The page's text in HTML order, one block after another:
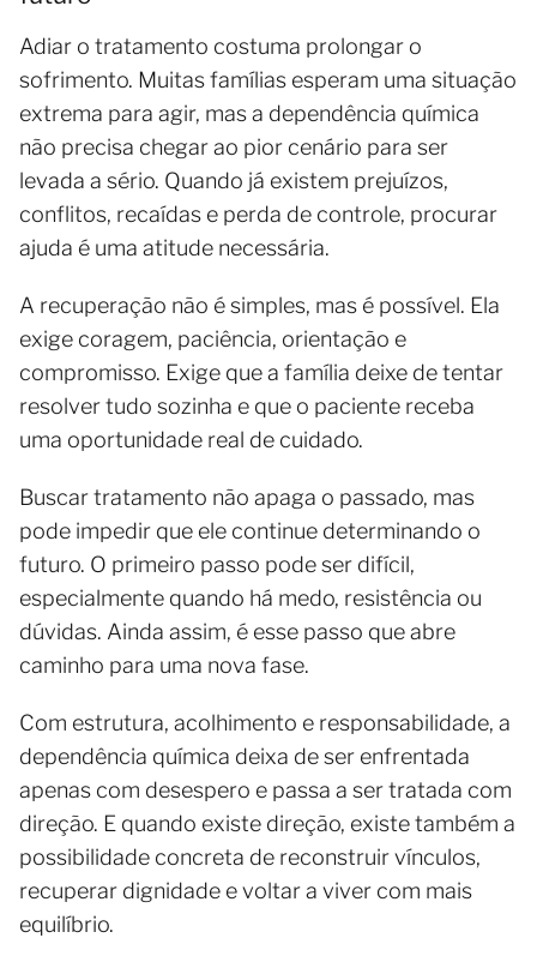
Adiar o tratamento costuma prolongar o
sofrimento. Muitas famílias esperam uma situação
extrema para agir, mas a dependência química
não precisa chegar ao pior cenário para ser
levada a sério. Quando já existem prejuízos,
conflitos, recaídas e perda de controle, procurar
ajuda é uma atitude necessária.
A recuperação não é simples, mas é possível. Ela
exige coragem, paciência, orientação e
compromisso. Exige que a família deixe de tentar
resolver tudo sozinha e que o paciente receba
uma oportunidade real de cuidado.
Buscar tratamento não apaga o passado, mas
pode impedir que ele continue determinando o
futuro. O primeiro passo pode ser difícil,
especialmente quando há medo, resistência ou
dúvidas. Ainda assim, é esse passo que abre
caminho para uma nova fase.
Com estrutura, acolhimento e responsabilidade, a
dependência química deixa de ser enfrentada
apenas com desespero e passa a ser tratada com
direção. E quando existe direção, existe também a
possibilidade concreta de reconstruir vínculos,
recuperar dignidade e voltar a viver com mais
equilíbrio.